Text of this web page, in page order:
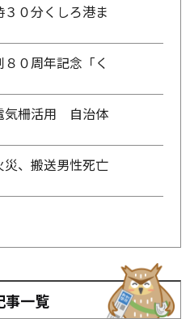
３０分くしろ港ま
０周年記念「く
気柵活用 自治体
災、搬送男性死亡
事一覧